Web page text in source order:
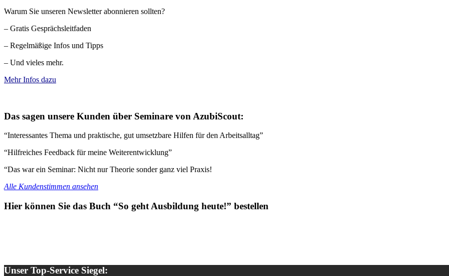
Warum Sie unseren Newsletter abonnieren sollten?
– Gratis Gesprächsleitfaden
– Regelmäßige Infos und Tipps
– Und vieles mehr.
Mehr Infos dazu
Das sagen unsere Kunden über Seminare von AzubiScout:
“Interessantes Thema und praktische, gut umsetzbare Hilfen für den Arbeitsalltag”
“Hilfreiches Feedback für meine Weiterentwicklung”
“Das war ein Seminar: Nicht nur Theorie sonder ganz viel Praxis!
Alle Kundenstimmen ansehen
Hier können Sie das Buch “So geht Ausbildung heute!” bestellen
Unser Top-Service Siegel: